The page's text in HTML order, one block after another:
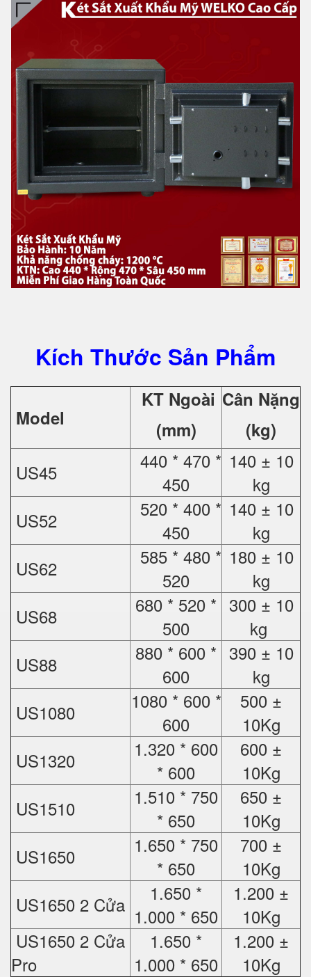
Kích Thước Sản Phẩm
Model
KT Ngoài
(mm)
Cân Nặng
(kg)
US45
440 * 470 *
450
140 ± 10
kg
US52
520 * 400 *
450
140 ± 10
kg
US62
585 * 480 *
520
180 ± 10
kg
US68
680 * 520 *
500
300 ± 10
kg
US88
880 * 600 *
600
390 ± 10
kg
US1080
1080 * 600 *
600
500 ±
10Kg
US1320
1.320 * 600
* 600
600 ±
10Kg
US1510
1.510 * 750
* 650
650 ±
10Kg
US1650
1.650 * 750
* 650
700 ±
10Kg
US1650 2 Cửa
1.650 *
1.000 * 650
1.200 ±
10Kg
US1650 2 Cửa
Pro
1.650 *
1.000 * 650
1.200 ±
10Kg